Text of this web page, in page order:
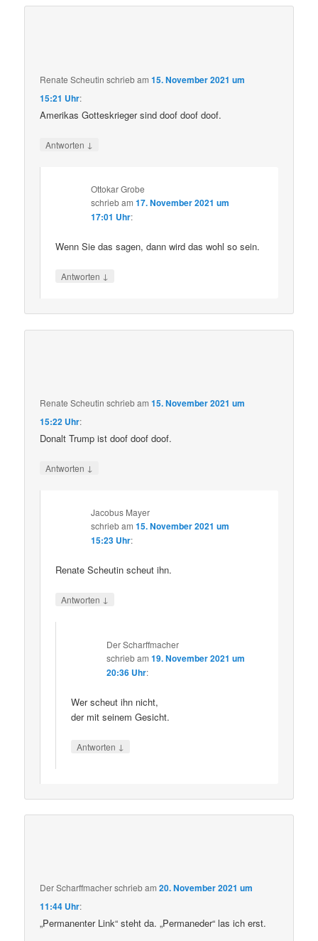
Renate Scheutin schriebam15. November 2021 um
15:21 Uhr:
Amerikas Gotteskrieger sind doof doof doof.
Antworten ↓
Ottokar Grobe
schriebam17. November 2021 um
17:01 Uhr:
Wenn Sie das sagen, dann wird das wohl so sein.
Antworten ↓
Renate Scheutin schriebam15. November 2021 um
15:22 Uhr:
Donalt Trump ist doof doof doof.
Antworten ↓
Jacobus Mayer
schriebam15. November 2021 um
15:23 Uhr:
Renate Scheutin scheut ihn.
Antworten ↓
Der Scharffmacher
schriebam19. November 2021 um
20:36 Uhr:
Wer scheut ihn nicht,
der mit seinem Gesicht.
Antworten ↓
Der Scharffmacherschriebam20. November 2021 um
11:44 Uhr:
„Permanenter Link“ steht da. „Permaneder“ las ich erst.